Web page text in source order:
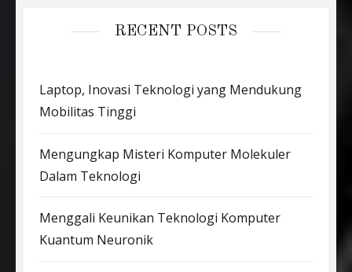
RECENT POSTS
Laptop, Inovasi Teknologi yang Mendukung
Mobilitas Tinggi
Mengungkap Misteri Komputer Molekuler
Dalam Teknologi
Menggali Keunikan Teknologi Komputer
Kuantum Neuronik